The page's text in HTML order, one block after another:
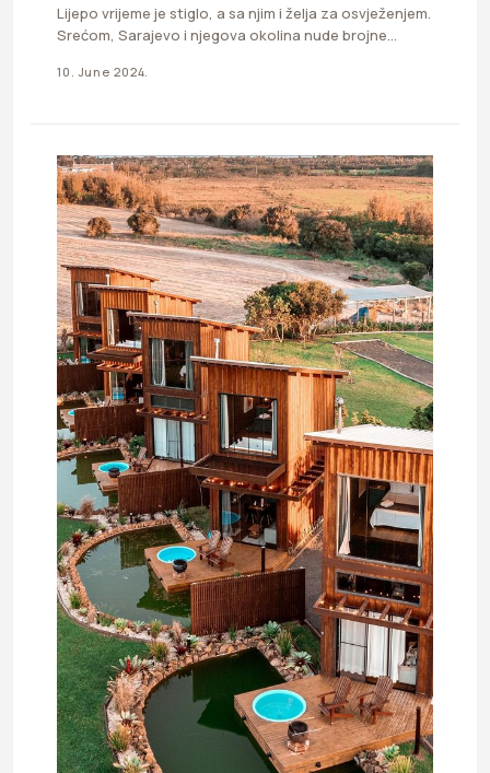
Lijepo vrijeme je stiglo, a sa njim i želja za osvježenjem.
Srećom, Sarajevo i njegova okolina nude brojne…
10. June 2024.